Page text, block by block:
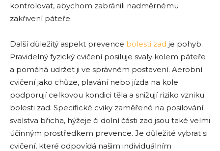
kontrolovat, abychom zabránili nadměrnému
zakřivení páteře.
Další důležitý aspekt prevence bolesti zad je pohyb.
Pravidelný fyzický cvičení posiluje svaly kolem páteře
a pomáhá udržet ji ve správném postavení. Aerobní
cvičení jako chůze, plavání nebo jízda na kole
podporují celkovou kondici těla a snižují riziko vzniku
bolesti zad. Specifické cviky zaměřené na posilování
svalstva břicha, hýžeje či dolní části zad jsou také velmi
účinným prostředkem prevence. Je důležité vybrat si
cvičení, které odpovídá našim individuálním